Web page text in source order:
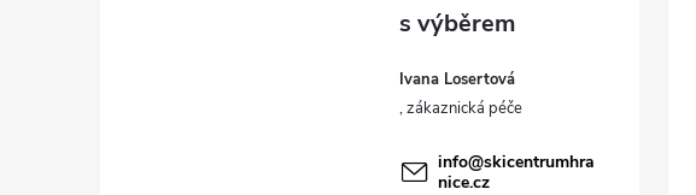
Ivana Losertová
info@skicentrumhra
nice.cz